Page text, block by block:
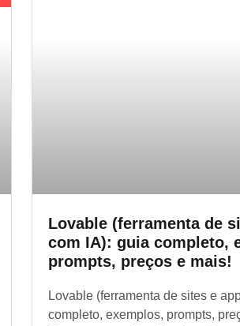
Lovable (ferramenta de
com IA): guia completo,
prompts, preços e mais!
Lovable (ferramenta de sites e
completo, exemplos, prompts,